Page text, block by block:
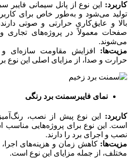
کاربرد: این نوع از پانل سیمانی
تولید می‌شود و به‌طور خاص برای
بالا و عایق‌کاری حرارتی و صوتی
صفحات معمولاً در پروژه‌های تجاری
می‌شوند.
مزیت‌ها: افزایش مقاومت سازه‌ای و
حرارت و صدا، از مزایای اصلی این نوع
نمای فایبرسمنت برد رنگی
کاربرد: این نوع پیش از نصب،
است. این نوع برای پروژه‌هایی
نصب و اجرای برد را دارند.
مزیت‌ها: کاهش زمان و هزینه‌های اجرا،
مختلف، از جمله مزایای این نوع است.